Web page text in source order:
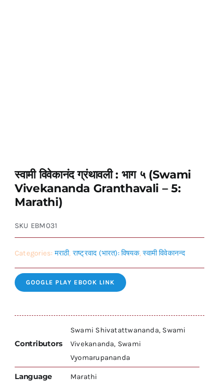
स्वामी विवेकानंद ग्रंथावली : भाग ५ (Swami
Vivekananda Granthavali – 5:
Marathi)
SKU EBM031
Categories:मराठी,राष्ट्रवाद (भारत): विषयक,स्वामी विवेकानन्द
GOOGLE PLAY EBOOK LINK
Contributors
Swami Shivatattwananda, Swami
Vivekananda, Swami
Vyomarupananda
Language Marathi